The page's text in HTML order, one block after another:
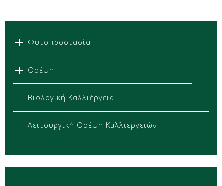
Φυτοπροστασία
Θρέψη
Βιολογική Καλλιέργεια
Λειτουργική Θρέψη Καλλιεργειών